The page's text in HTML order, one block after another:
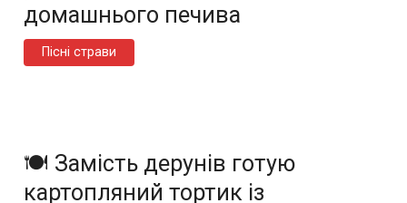
домашнього печива
Пісні страви
🍽️ Замість дерунів готую
картопляний тортик із